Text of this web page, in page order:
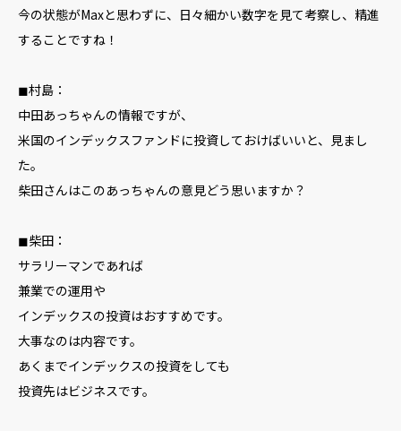
今の状態がMaxと思わずに、日々細かい数字を見て考察し、精進
することですね！
◼︎村島：
中田あっちゃんの情報ですが、
米国のインデックスファンドに投資しておけばいいと、見まし
た。
柴田さんはこのあっちゃんの意見どう思いますか？
◼︎柴田：
サラリーマンであれば
兼業での運用や
インデックスの投資はおすすめです。
大事なのは内容です。
あくまでインデックスの投資をしても
投資先はビジネスです。